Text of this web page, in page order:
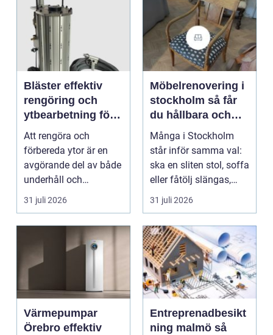
Bläster effektiv
rengöring och
ytbearbetning för
proffs och
hantverkare
Att rengöra och
förbereda ytor är en
avgörande del av både
underhåll och
renovering. Färg, rost,
smu...
31 juli 2026
Möbelrenovering i
stockholm så får
du hållbara och
vackra möbler
Många i Stockholm
står inför samma val:
ska en sliten stol, soffa
eller fåtölj slängas,
säljas billi...
31 juli 2026
Värmepumpar
Örebro effektiv
Entreprenadbesikt
ning malmö så